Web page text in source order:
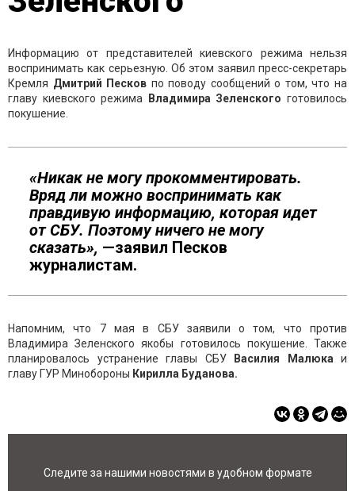
Информацию от представителей киевского режима нельзя
воспринимать как серьезную. Об этом заявил пресс-секретарь
Кремля Дмитрий Песков по поводу сообщений о том, что на
главу киевского режима
Владимира Зеленского готовилось
покушение.
«Никак не могу прокомментировать.
Вряд ли можно воспринимать как
правдивую информацию, которая идет
от СБУ. Поэтому ничего не могу
сказать», —заявил Песков
журналистам.
Напомним, что 7 мая в СБУ заявили о том, что против
Владимира Зеленского якобы готовилось покушение. Также
планировалось устранение главы СБУВасилия Малюка и
главу ГУР Минобороны Кирилла Буданова.
Следите за нашими новостями в удобном формате